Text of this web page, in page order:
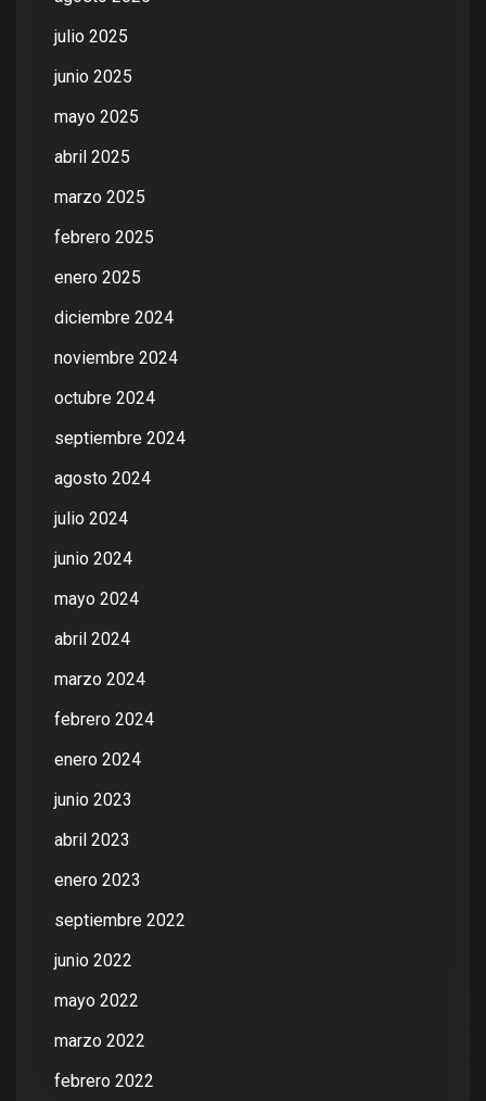
julio 2025
junio 2025
mayo 2025
abril 2025
marzo 2025
febrero 2025
enero 2025
diciembre 2024
noviembre 2024
octubre 2024
septiembre 2024
agosto 2024
julio 2024
junio 2024
mayo 2024
abril 2024
marzo 2024
febrero 2024
enero 2024
junio 2023
abril 2023
enero 2023
septiembre 2022
junio 2022
mayo 2022
marzo 2022
febrero 2022